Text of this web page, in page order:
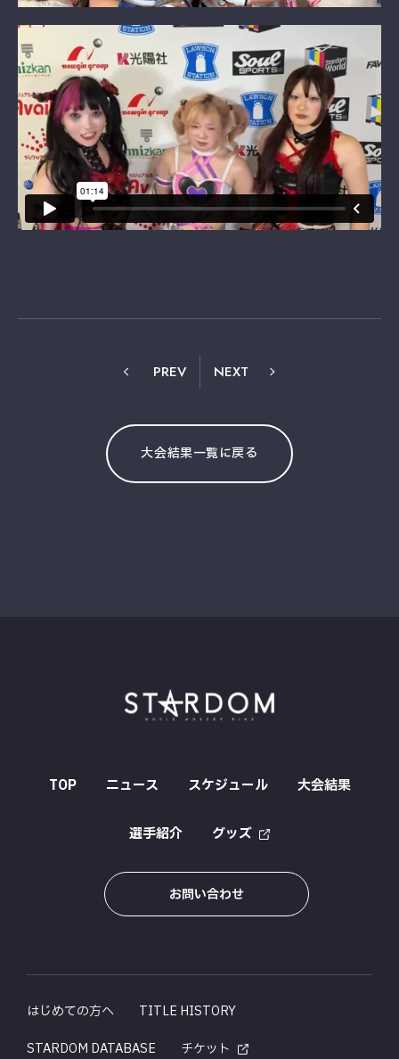
PREV NEXT
大会結果一覧に戻る
TOP ニュース スケジュール 大会結果
選手紹介 グッズ
お問い合わせ
はじめての方へ
TITLE HISTORY
STARDOM DATABASE
チケット